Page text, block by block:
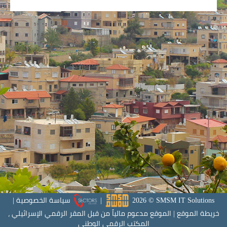
SMSM IT Solutions
©
2026
| سياسة الخصوصية|
خريطة الموقع| الموقع مدعوم مالياً من قبل المقر الرقمي الإسرائيلي ،
المكتب الرقمي الوطني